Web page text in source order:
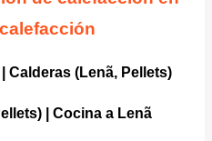
Calderas (Lenã, Pellets)
| Cocina a Lenã